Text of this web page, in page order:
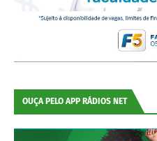
OUÇA PELO APP RÁDIOS NET